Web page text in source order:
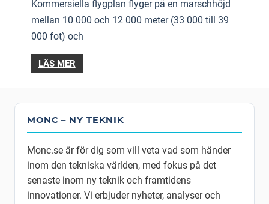
Kommersiella flygplan flyger på en marschhöjd
mellan 10 000 och 12 000 meter (33 000 till 39
000 fot) och
LÄS MER
MONC – NY TEKNIK
Monc.se är för dig som vill veta vad som händer
inom den tekniska världen, med fokus på det
senaste inom ny teknik och framtidens
innovationer. Vi erbjuder nyheter, analyser och